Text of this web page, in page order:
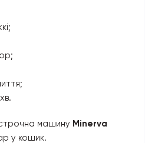
машину Minerva
у кошик.